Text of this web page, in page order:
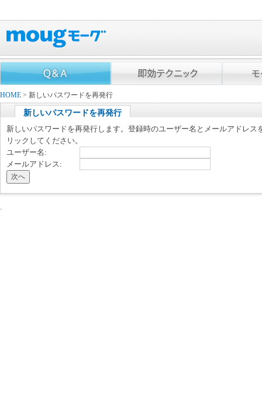
HOME > 新しいパスワードを再発行
新しいパスワードを再発行
新しいパスワードを再発行します。登録時のユーザー名とメールアドレス
リックしてください。
ユーザー名:
メールアドレス: